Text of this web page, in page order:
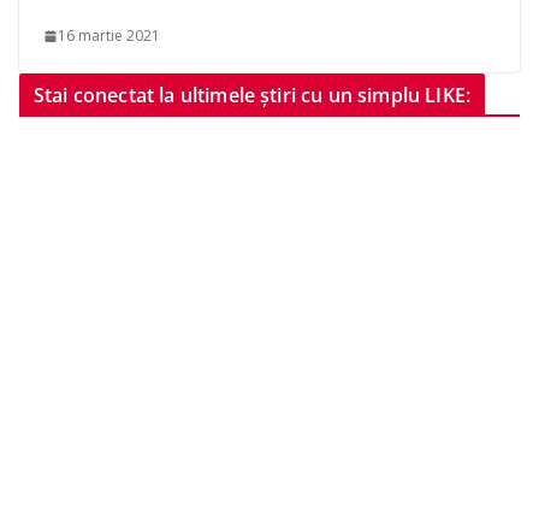
16 martie 2021
Stai conectat la ultimele știri cu un simplu LIKE: